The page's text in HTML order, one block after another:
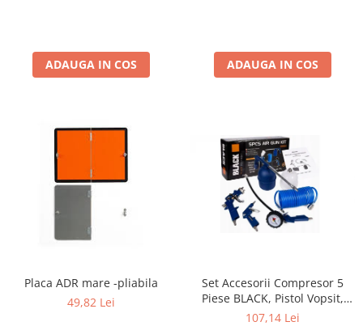
ADAUGA IN COS ADAUGA IN COS
Placa ADR mare -pliabila
49,82 Lei
Set Accesorii Compresor 5
Piese BLACK, Pistol Vopsit,
Umflat, Suflat, Spălat și Furtun
107,14 Lei